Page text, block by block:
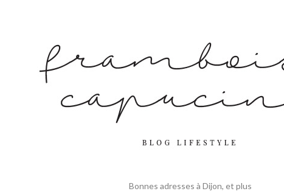
Bonnes adresses à Dijon, et plus